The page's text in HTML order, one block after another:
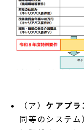
（ア） ケアプ
同等のシステム